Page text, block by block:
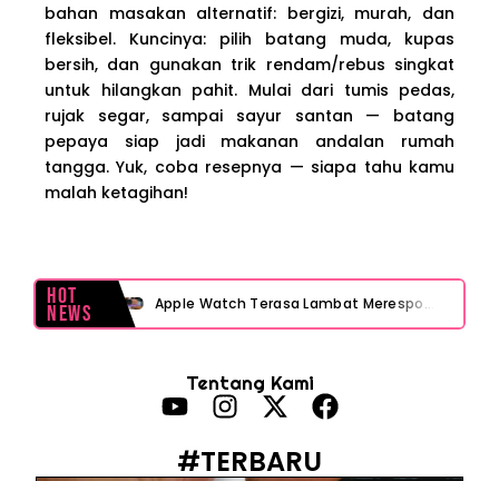
bahan masakan alternatif: bergizi, murah, dan
fleksibel. Kuncinya: pilih batang muda, kupas
bersih, dan gunakan trik rendam/rebus singkat
untuk hilangkan pahit. Mulai dari tumis pedas,
rujak segar, sampai sayur santan — batang
pepaya siap jadi makanan andalan rumah
tangga. Yuk, coba resepnya — siapa tahu kamu
malah ketagihan!
Hot
News Apple Watch Terasa Lambat Merespons? Cek Dulu Sebelum Reset atau Servis
Tentang Kami
#TERBARU